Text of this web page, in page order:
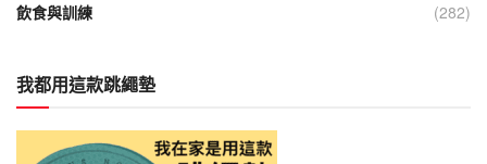
飲食與訓練
(282)
我都用這款跳繩墊